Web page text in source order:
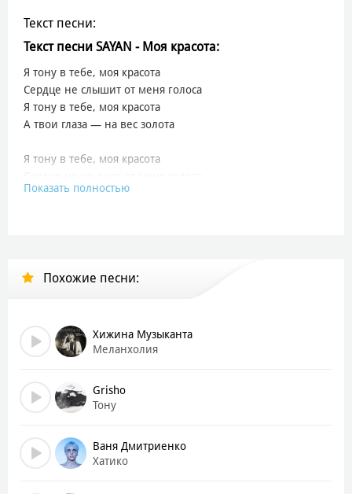
Текст песни:
Текст песни SAYAN - Моя красота:
Я тону в тебе, моя красота
Сердце не слышит от меня голоса
Я тону в тебе, моя красота
А твои глаза — на вес золота
Я тону в тебе, моя красота
Я тону в тебе, моя красота
Устала меня слушать, как люблю
Закрой дороги, я всё равно лечу самолётом
Я несу тебе букет из самой нежной ноты
Голосом описывая мои чувства, где ты?
Я вытащу все чувства и тебе лишь дам
Только не уходи далеко ты по волнам
Если хочешь, я разделю сердце пополам
Показать полностью
Похожие песни:
Хижина Музыканта
Меланхолия
Grisho
Тону
Ваня Дмитриенко
Хатико